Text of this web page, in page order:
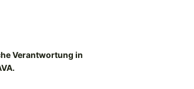
Verantwortung in